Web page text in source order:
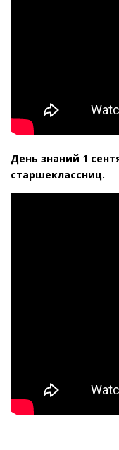
День знаний 1
старшеклассниц.